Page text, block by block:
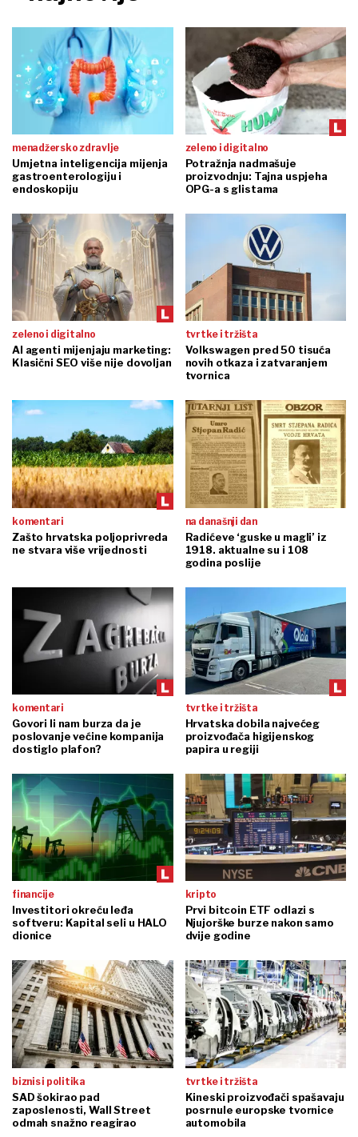
menadžersko zdravlje
Umjetna inteligencija mijenja
gastroenterologiju i
endoskopiju
zeleno i digitalno
Potražnja nadmašuje
proizvodnju: Tajna uspjeha
OPG-a s glistama
zeleno i digitalno
AI agenti mijenjaju marketing:
Klasični SEO više nije dovoljan
tvrtke i tržišta
Volkswagen pred 50 tisuća
novih otkaza i zatvaranjem
tvornica
komentari
Zašto hrvatska poljoprivreda
ne stvara više vrijednosti
na današnji dan
Radićeve ‘guske u magli’ iz
1918. aktualne su i 108
godina poslije
komentari
Govori li nam burza da je
poslovanje većine kompanija
dostiglo plafon?
tvrtke i tržišta
Hrvatska dobila najvećeg
proizvođača higijenskog
papira u regiji
financije
Investitori okreću leđa
softveru: Kapital seli u HALO
dionice
kripto
Prvi bitcoin ETF odlazi s
Njujorške burze nakon samo
dvije godine
biznis i politika
SAD šokirao pad
zaposlenosti, Wall Street
odmah snažno reagirao
tvrtke i tržišta
Kineski proizvođači spašavaju
posrnule europske tvornice
automobila